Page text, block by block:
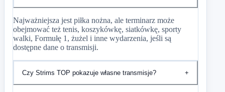
Najważniejsza jest piłka nożna, ale terminarz może
obejmować też tenis, koszykówkę, siatkówkę, sporty
walki, Formułę 1, żużel i inne wydarzenia, jeśli są
dostępne dane o transmisji.
Czy Strims TOP pokazuje własne transmisje? +